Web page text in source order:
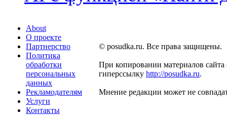
About
О проекте
Партнерство
Политика
обработки
персональных
данных
Рекламодателям
Услуги
Контакты
© posudka.ru. Все права защищены.
При копировании материалов сайта
гиперссылку http://posudka.ru.
Мнение редакции может не